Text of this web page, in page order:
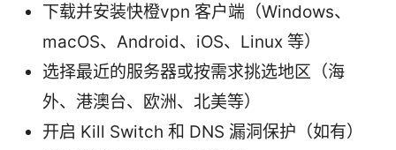
下载并安装快橙vpn 客户端（Windows、
macOS、Android、iOS、Linux 等）
选择最近的服务器或按需求挑选地区（海
外、港澳台、欧洲、北美等）
开启 Kill Switch 和 DNS 漏洞保护（如有）